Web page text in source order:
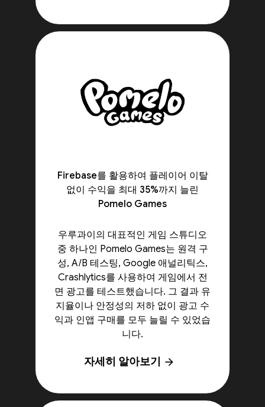
Firebase를 활용하여 플레이어 이탈
없이 수익을 최대 35%까지 늘린
Pomelo Games
우루과이의 대표적인 게임 스튜디오
중 하나인 Pomelo Games는 원격 구
성, A/B 테스팅, Google 애널리틱스,
Crashlytics를 사용하여 게임에서 전
면 광고를 테스트했습니다. 그 결과 유
지율이나 안정성의 저하 없이 광고 수
익과 인앱 구매를 모두 늘릴 수 있었습
니다.
자세히 알아보기 arrow_forward